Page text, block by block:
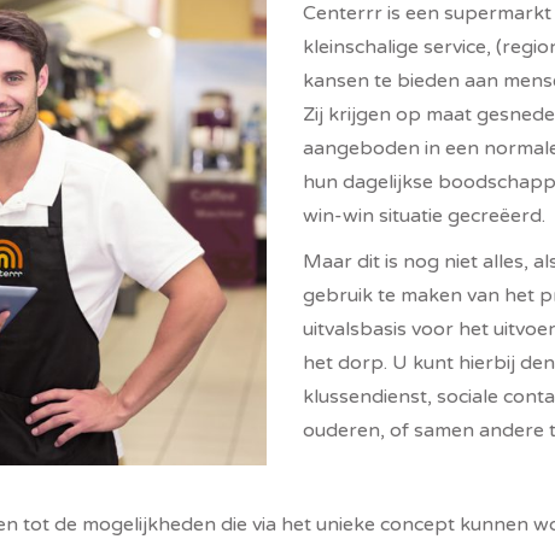
Centerrr is een
kleinschalige service,
kansen te bieden aan
Zij krijgen op maat
aangeboden in een
hun dagelijkse
win-win situatie gecreëerd.
Maar dit is nog niet alles,
gebruik te maken van het
uitvalsbasis voor het
het dorp. U kunt hierbij
klussendienst, sociale
ouderen, of samen andere
tot de mogelijkheden die via het unieke concept kunnen